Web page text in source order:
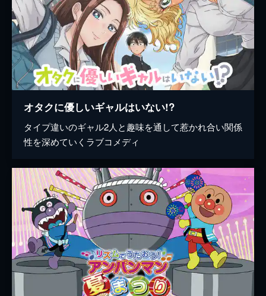
オタクに優しいギャルはいない!?
タイプ違いのギャル2人と趣味を通して惹かれ合い関係
性を深めていくラブコメディ